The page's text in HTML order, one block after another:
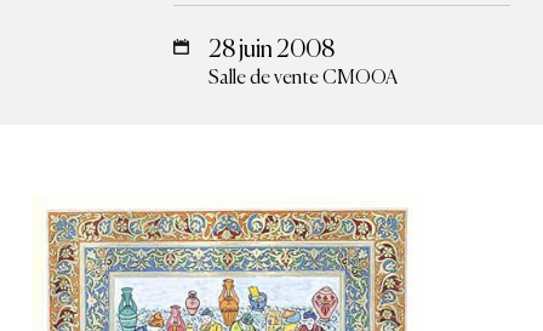
28 juin 2008
Salle de vente CMOOA